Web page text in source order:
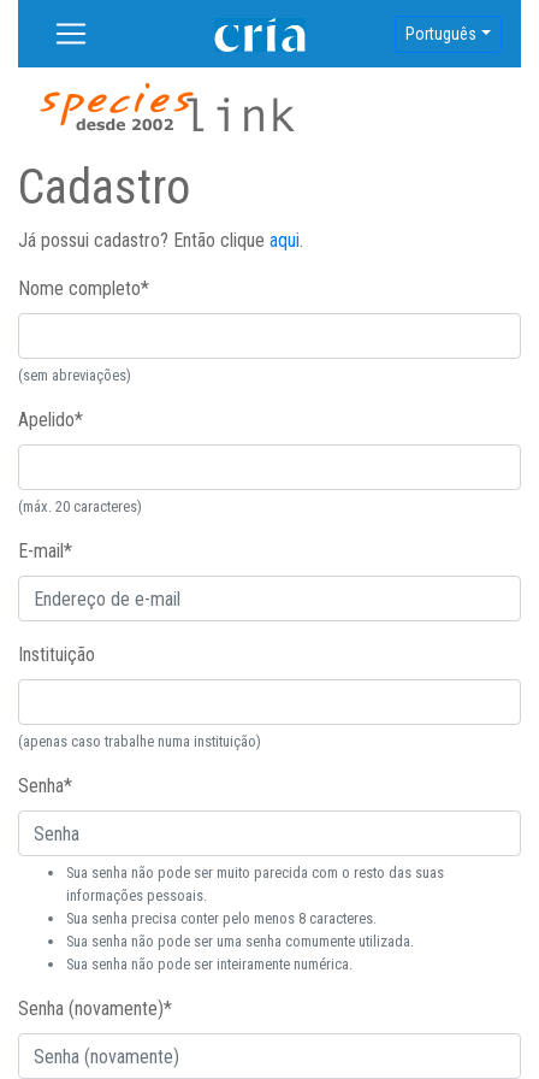
Português
Cadastro
Já possui cadastro? Então clique aqui.
Nome completo*
(sem abreviações)
Apelido*
(máx. 20 caracteres)
E-mail*
Instituição
(apenas caso trabalhe numa instituição)
Senha*
Sua senha não pode ser muito parecida com o resto das suas
informações pessoais.
Sua senha precisa conter pelo menos 8 caracteres.
Sua senha não pode ser uma senha comumente utilizada.
Sua senha não pode ser inteiramente numérica.
Senha (novamente)*